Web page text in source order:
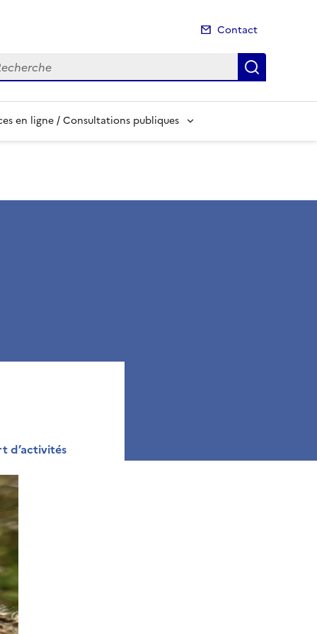
Contact
en ligne / Consultations publiques
d’activités